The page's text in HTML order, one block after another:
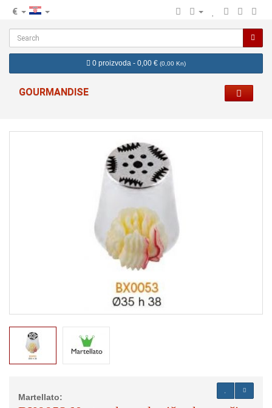
€ hr
0 proizvoda - 0,00 € (0,00 Kn)
GOURMANDISE
Martellato: